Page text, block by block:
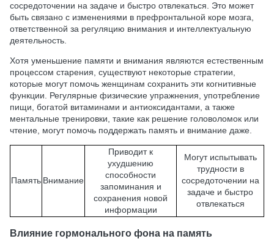
сосредоточении на задаче и быстро отвлекаться. Это может
быть связано с изменениями в префронтальной коре мозга,
ответственной за регуляцию внимания и интеллектуальную
деятельность.
Хотя уменьшение памяти и внимания являются естественным
процессом старения, существуют некоторые стратегии,
которые могут помочь женщинам сохранить эти когнитивные
функции. Регулярные физические упражнения, употребление
пищи, богатой витаминами и антиоксидантами, а также
ментальные тренировки, такие как решение головоломок или
чтение, могут помочь поддержать память и внимание даже.
Память Внимание
Приводит к
ухудшению
способности
запоминания и
сохранения новой
информации
Могут испытывать
трудности в
сосредоточении на
задаче и быстро
отвлекаться
Влияние гормонального фона на память